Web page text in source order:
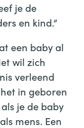
je de
en kind.”
een baby al
wil zich
verleend
in geboren
je de baby
mens. Een